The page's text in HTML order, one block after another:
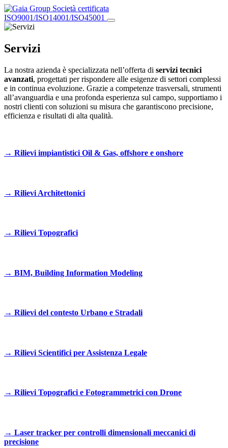
Società certificata
ISO9001/ISO14001/ISO45001
Servizi
La nostra azienda è specializzata nell’offerta di servizi tecnici
avanzati, progettati per rispondere alle esigenze di settori complessi
e in continua evoluzione. Grazie a competenze trasversali, strumenti
all’avanguardia e una profonda esperienza sul campo, supportiamo i
nostri clienti con soluzioni su misura che garantiscono precisione,
efficienza e risultati di alta qualità.
→ Rilievi impiantistici Oil & Gas, offshore e onshore
→ Rilievi Architettonici
→ Rilievi Topografici
→ BIM, Building Information Modeling
→ Rilievi del contesto Urbano e Stradali
→ Rilievi Scientifici per Assistenza Legale
→ Rilievi Topografici e Fotogrammetrici con Drone
→ Laser tracker per controlli dimensionali meccanici di
precisione